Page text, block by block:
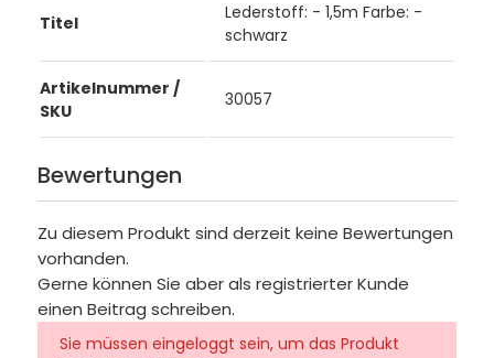
Titel
Lederstoff: - 1,5m Farbe: -
schwarz
Artikelnummer /
SKU
30057
Bewertungen
Zu diesem Produkt sind derzeit keine Bewertungen
vorhanden.
Gerne können Sie aber als registrierter Kunde
einen Beitrag schreiben.
Sie müssen eingeloggt sein, um das Produkt